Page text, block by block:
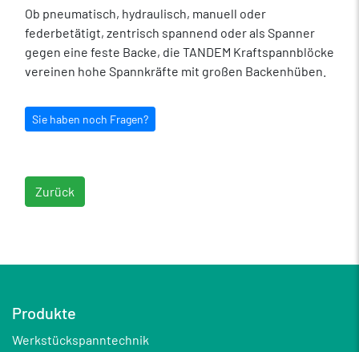
Ob pneumatisch, hydraulisch, manuell oder
federbetätigt, zentrisch spannend oder als Spanner
gegen eine feste Backe, die TANDEM Kraftspannblöcke
vereinen hohe Spannkräfte mit großen Backenhüben.
Sie haben noch Fragen?
Zurück
Produkte
Werkstückspanntechnik